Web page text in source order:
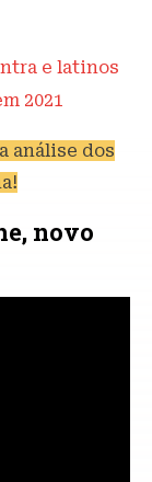
e latinos
2021
análise dos
novo